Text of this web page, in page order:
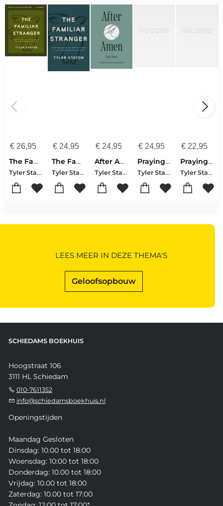
€26,95
The Familiar Stranger Bible Study Guide plus Streaming Video
Tyler Staton
€24,95
The Familiar Stranger
Tyler Staton
€ 24,95
After Amen
Tyler Staton
€ 24,95
Praying Like Monks, Living Like Fools
Tyler Staton
€ 22,95
Praying Like Monks, Living Like Fools
Tyler Staton
Geloofsopbouw
LEES MEER IN DEZE THEMA'S
SCHIEDAMS BOEKHUIS
Hoogstraat 106
3111 HL Schiedam
010-7611352
info@schiedamsboekhuis.nl
Openingstijden
Maandag Gesloten
Dinsdag: 10.00 tot 18:00
Woensdag: 10:00 tot 18:00
Donderdag: 10.00 tot 18:00
Vrijdag: 10.00 tot 18:00
Zaterdag: 10.00 tot 17:00